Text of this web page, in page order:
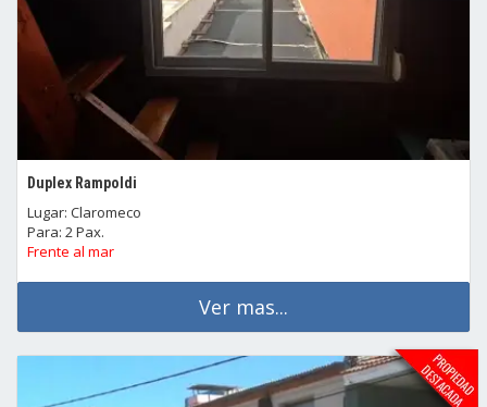
Duplex Rampoldi
Lugar: Claromeco
Para: 2 Pax.
Frente al mar
Ver mas...